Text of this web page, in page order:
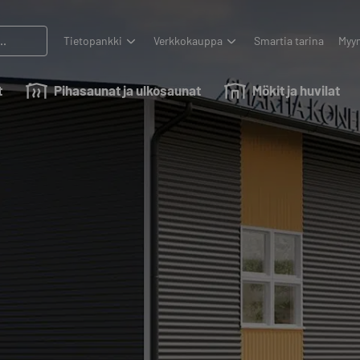
Pihasaunat ja ulkosaunat Mökit ja huvilat
Tietopankki Verkkokauppa Smartia tarina